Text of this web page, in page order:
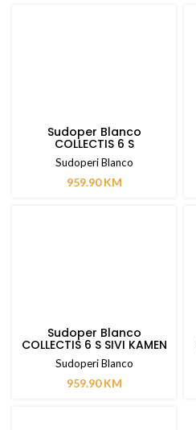
Sudoper Blanco
COLLECTIS 6 S
ALUMETALIK s dalj.
upravlj.
Sudoperi Blanco
959.90KM
Sudoper Blanco
COLLECTIS 6 S SIVI KAMEN
s dalj. upravlj.
Sudoperi Blanco
959.90KM